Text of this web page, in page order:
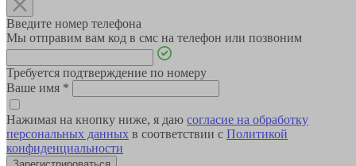
Введите номер телефона
Мы отправим вам код в смс на телефон или позвоним
Требуется подтверждение по номеру
Ваше имя *
Нажимая на кнопку ниже, я даю согласие на обработку
персональных данных в соответствии с Политикой
конфиденциальности